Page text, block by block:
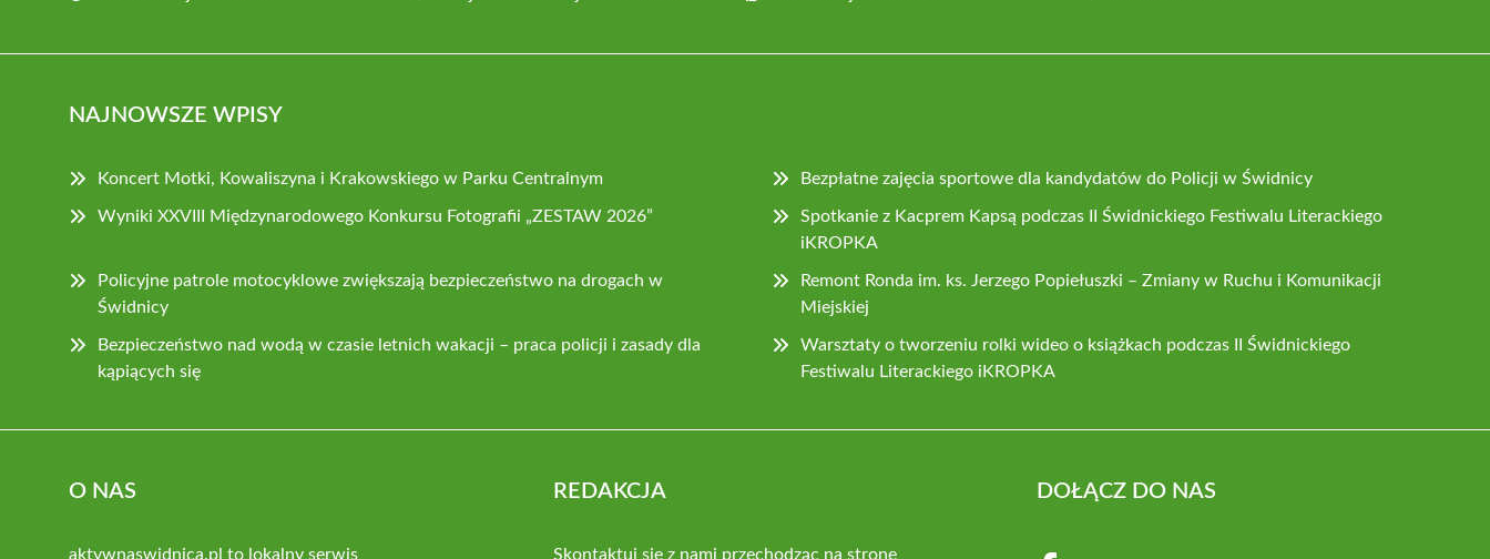
NAJNOWSZE WPISY
Koncert Motki, Kowaliszyna i Krakowskiego w Parku Centralnym Bezpłatne zajęcia sportowe dla kandydatów do Policji w Świdnicy
Wyniki XXVIII Międzynarodowego Konkursu Fotografii „ZESTAW 2026”
Spotkanie z Kacprem Kapsą podczas II Świdnickiego Festiwalu Literackiego
iKROPKA
Policyjne patrole motocyklowe zwiększają bezpieczeństwo na drogach w
Świdnicy
Remont Ronda im. ks. Jerzego Popiełuszki – Zmiany w Ruchu i Komunikacji
Miejskiej
Bezpieczeństwo nad wodą w czasie letnich wakacji – praca policji i zasady dla
kąpiących się
Warsztaty o tworzeniu rolki wideo o książkach podczas II Świdnickiego
Festiwalu Literackiego iKROPKA
O NAS
aktywnaswidnica.pl to lokalny serwis
REDAKCJA
Skontaktuj się z nami przechodząc na stronę
DOŁĄCZ DO NAS